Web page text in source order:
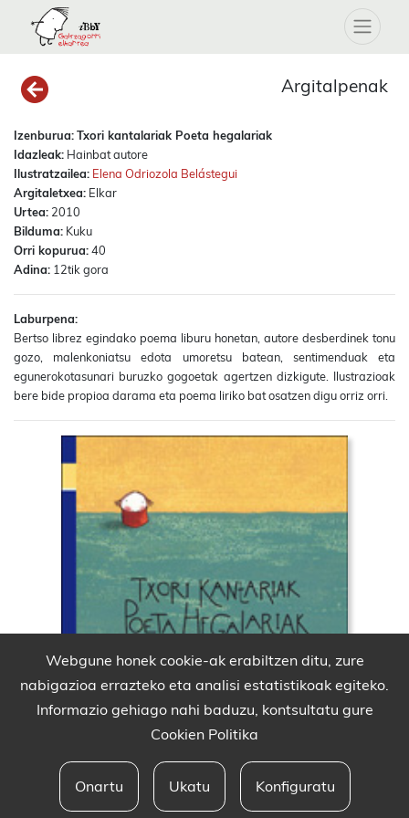
Argitalpenak
Izenburua:Txori kantalariak Poeta hegalariak
Idazleak: Hainbat autore
Ilustratzailea: Elena Odriozola Belástegui
Argitaletxea: Elkar
Urtea: 2010
Bilduma: Kuku
Orri kopurua:40
Adina: 12tik gora
Laburpena:
Bertso librez egindako poema liburu honetan, autore desberdinek tonu
gozo, malenkoniatsu edota umoretsu batean, sentimenduak eta
egunerokotasunari buruzko gogoetak agertzen dizkigute. Ilustrazioak
bere bide propioa darama eta poema liriko bat osatzen digu orriz orri.
Webgune honek cookie-ak erabiltzen ditu, zure
nabigazioa errazteko eta analisi estatistikoak egiteko.
Informazio gehiago nahi baduzu, kontsultatu gure
Cookien Politika
Onartu Ukatu Konfiguratu